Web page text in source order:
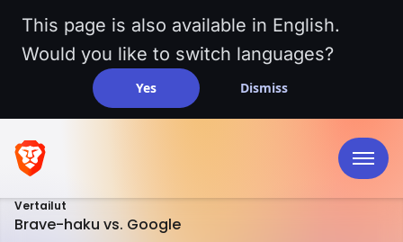
This page is also available in English.
Would you like to switch languages?
Yes Dismiss
Vertailut
Brave-haku vs. Google